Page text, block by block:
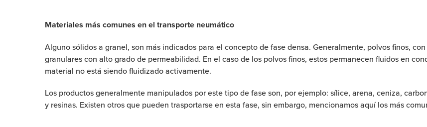
Materiales más comunes en el transporte neumático
Alguno sólidos a granel, son más indicados para el concepto de fase densa. Generalmente, polvos finos,
granulares con alto grado de permeabilidad. En el caso de los polvos finos, estos permanecen fluidos en
material no está siendo fluidizado activamente.
Los productos generalmente manipulados por este tipo de fase son, por ejemplo: sílice, arena, ceniza,
y resinas. Existen otros que pueden trasportarse en esta fase, sin embargo, mencionamos aquí los más